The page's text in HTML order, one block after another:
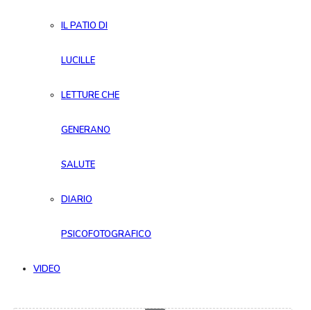
IL PATIO DI
LUCILLE
LETTURE CHE
GENERANO
SALUTE
DIARIO
PSICOFOTOGRAFICO
VIDEO